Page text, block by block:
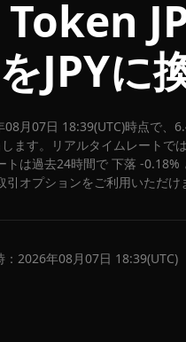
JPYに
08月07日 18:39(UTC)時点で、
します。リアルタイムレートで
トは過去24時間で 下落 -
引オプションをご利用いただけ
：2026年08月07日 18:39(UTC)